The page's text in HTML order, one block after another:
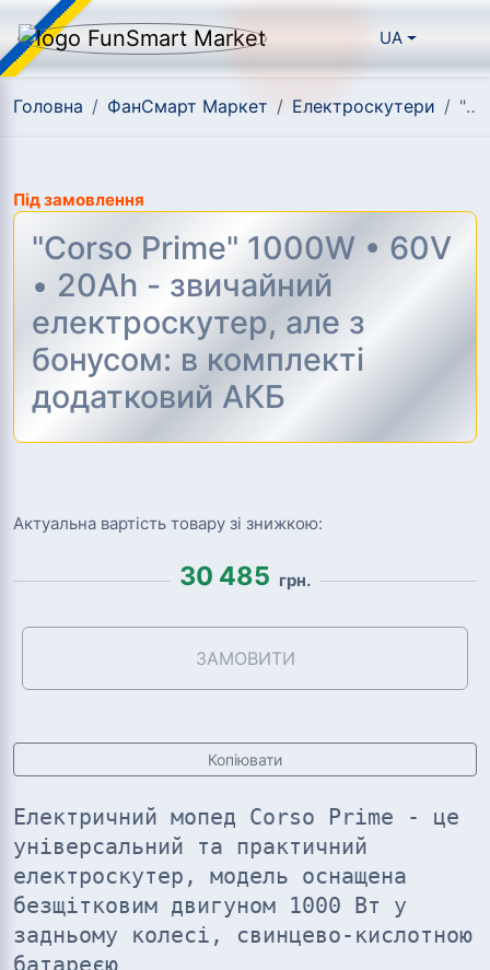
UA
Головна / ФанСмарт Маркет / Електроскутери / "Corso Prime" 1000W • 60V • 20Ah - звичайний електроскутер, але з бонусом: в комплекті додатковий АКБ
Під замовлення
"Corso Prime" 1000W • 60V
• 20Ah - звичайний
електроскутер, але з
бонусом: в комплекті
додатковий АКБ
Актуальна вартість товару зі знижкою:
30 485 грн.
ЗАМОВИТИ
Копіювати
Електричний мопед Corso Prime - це
універсальний та практичний
електроскутер, модель оснащена
безщітковим двигуном 1000 Вт у
задньому колесі, свинцево-кислотною
батареєю